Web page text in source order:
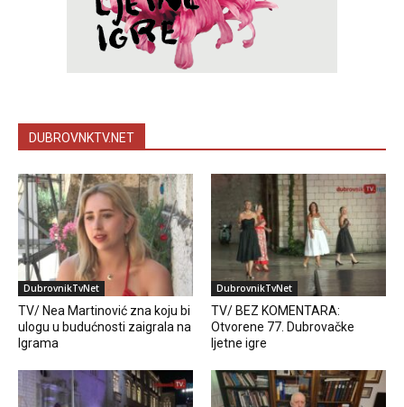
DUBROVNKTV.NET
DubrovnikTvNet
TV/ Nea Martinović zna koju bi
ulogu u budućnosti zaigrala na
Igrama
DubrovnikTvNet
TV/ BEZ KOMENTARA:
Otvorene 77. Dubrovačke
ljetne igre